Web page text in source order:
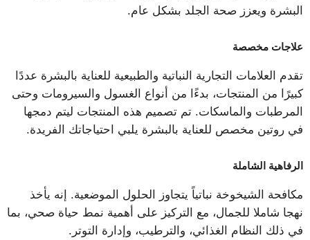
البشرة ويعزز صحة الجلد بشكل عام.
علاجات مخصصة
تقدم العلامات التجارية النباتية والطبيعية للعناية بالبشرة عددًا
كبيرًا من المنتجات، بدءًا من أنواع الغسول والسيرومات وحتى
المرطبات والماسكات. تم تصميم هذه المنتجات ليتم دمجها
في روتين مخصص للعناية بالبشرة يلبي احتياجاتك الفريدة.
الرفاهية الشاملة
مكافحة الشيخوخة نباتياً يتجاوز الحلول الموضعية. إنه يأخذ
نهجا شاملا للجمال، مع التركيز على أهمية نمط حياة صحي، بما
في ذلك النظام الغذائي، والترطيب، وإدارة التوتر.